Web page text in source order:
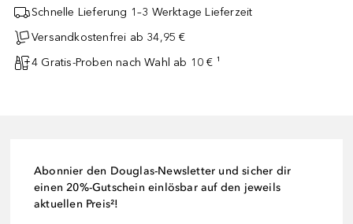
Schnelle Lieferung 1–3 Werktage Lieferzeit
Versandkostenfrei ab 34,95 €
4 Gratis-Proben nach Wahl ab 10 € ¹
Abonnier den Douglas-Newsletter und sicher dir
einen 20%-Gutschein einlösbar auf den jeweils
aktuellen Preis²!